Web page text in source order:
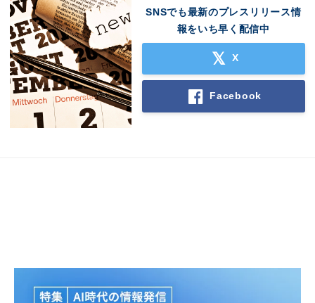
SNSでも最新のプレスリリース情
報をいち早く配信中
X
Facebook